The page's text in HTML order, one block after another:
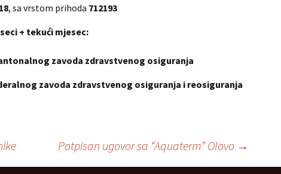
, sa vrstom prihoda 712193
+ tekući mjesec:
zavoda zdravstvenog osiguranja
zavoda zdravstvenog osiguranja i reosiguranja
Potpisan ugovor sa “Aquaterm” Olovo →